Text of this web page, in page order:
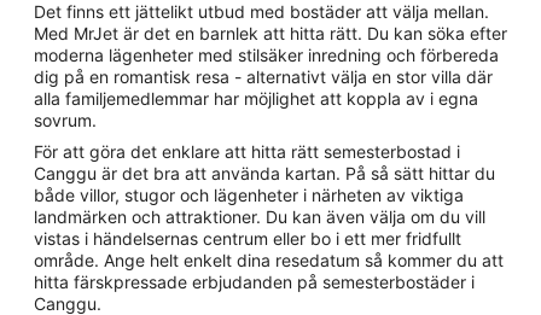
Det finns ett jättelikt utbud med bostäder att välja mellan.
Med MrJet är det en barnlek att hitta rätt. Du kan söka efter
moderna lägenheter med stilsäker inredning och förbereda
dig på en romantisk resa - alternativt välja en stor villa där
alla familjemedlemmar har möjlighet att koppla av i egna
sovrum.
För att göra det enklare att hitta rätt semesterbostad i
Canggu är det bra att använda kartan. På så sätt hittar du
både villor, stugor och lägenheter i närheten av viktiga
landmärken och attraktioner. Du kan även välja om du vill
vistas i händelsernas centrum eller bo i ett mer fridfullt
område. Ange helt enkelt dina resedatum så kommer du att
hitta färskpressade erbjudanden på semesterbostäder i
Canggu.